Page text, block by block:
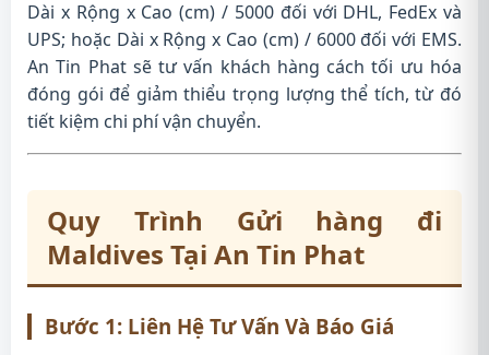
Dài x Rộng x Cao (cm) / 5000 đối với DHL, FedEx và
UPS; hoặc Dài x Rộng x Cao (cm) / 6000 đối với EMS.
An Tin Phat sẽ tư vấn khách hàng cách tối ưu hóa
đóng gói để giảm thiểu trọng lượng thể tích, từ đó
tiết kiệm chi phí vận chuyển.
Quy Trình Gửi hàng đi
Maldives Tại An Tin Phat
Bước 1: Liên Hệ Tư Vấn Và Báo Giá